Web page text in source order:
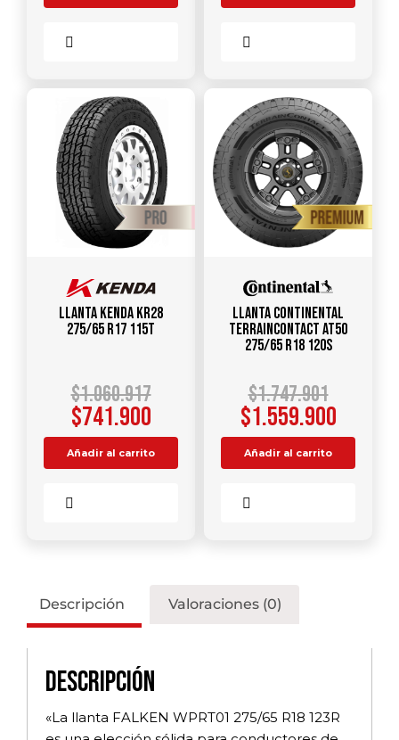
Llanta KENDA KR28
275/65 R17 115T
$1.060.917
$741.900
Añadir al carrito
Llanta CONTINENTAL
TerrainContact AT50
275/65 R18 120S
$1.747.901
$1.559.900
Añadir al carrito
Descripción Valoraciones (0)
Descripción
«La llanta FALKEN WPRT01 275/65 R18 123R